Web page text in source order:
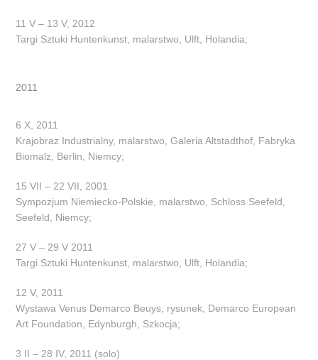
11 V – 13 V, 2012
Targi Sztuki Huntenkunst, malarstwo, Ulft, Holandia;
2011
6 X, 2011
Krajobraz Industrialny, malarstwo, Galeria Altstadthof, Fabryka
Biomalz, Berlin, Niemcy;
15 VII – 22 VII, 2001
Sympozjum Niemiecko-Polskie, malarstwo, Schloss Seefeld,
Seefeld, Niemcy;
27 V – 29 V 2011
Targi Sztuki Huntenkunst, malarstwo, Ulft, Holandia;
12 V, 2011
Wystawa Venus Demarco Beuys, rysunek, Demarco European
Art Foundation, Edynburgh, Szkocja;
3 II – 28 IV, 2011 (solo)